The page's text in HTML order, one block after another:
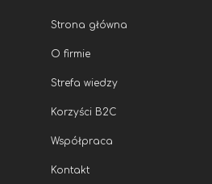
Strona główna
O firmie
Strefa wiedzy
Korzyści B2C
Współpraca
Kontakt